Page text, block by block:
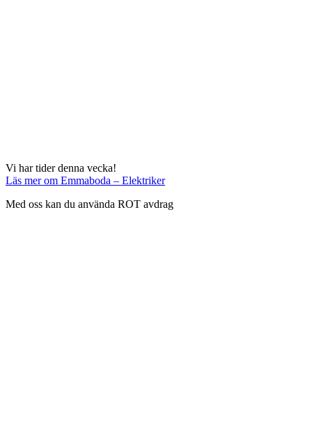
Vi har tider denna vecka!
Läs merom Emmaboda – Elektriker
Med oss kan du använda ROT avdrag